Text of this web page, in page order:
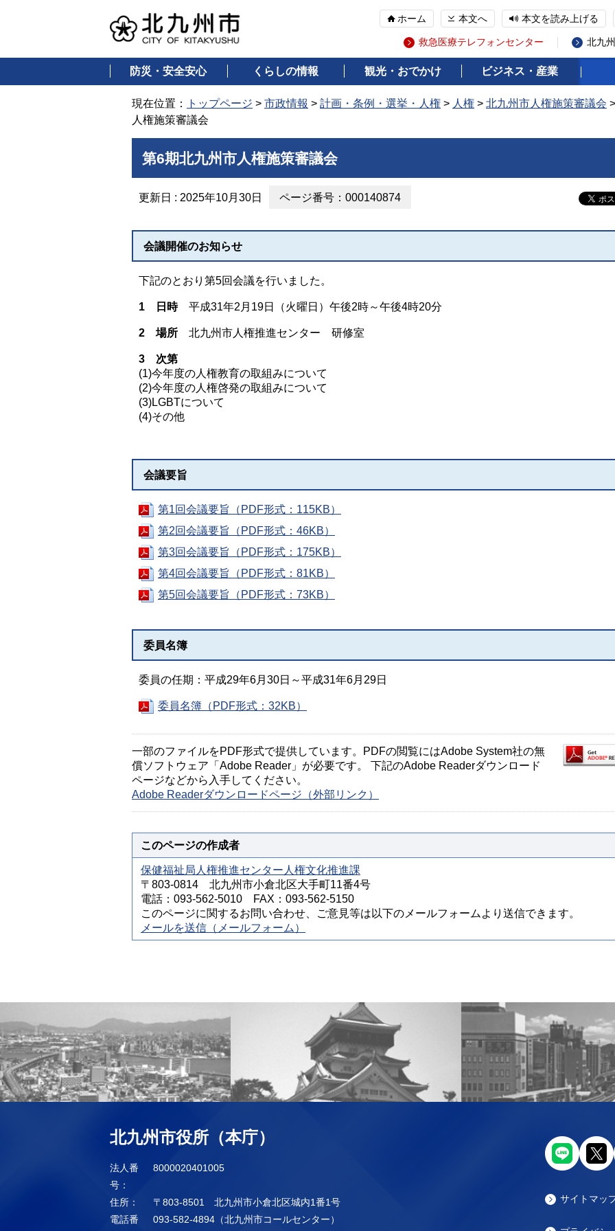
ホーム 本文へ 本文を読み上げる
救急医療テレフォンセンター 北九
防災・安全安心 くらしの情報 観光・おでかけ ビジネス・産業
現在位置： トップページ > 市政情報 > 計画・条例・選挙・人権 > 人権 > 北九州市人権施策審議会
人権施策審議会
第6期北九州市人権施策審議会
更新日 : 2025年10月30日 ページ番号：000140874
会議開催のお知らせ
下記のとおり第5回会議を行いました。
1 日時 平成31年2月19日（火曜日）午後2時～午後4時20分
2 場所 北九州市人権推進センター 研修室
3 次第
(1)今年度の人権教育の取組みについて
(2)今年度の人権啓発の取組みについて
(3)LGBTについて
(4)その他
会議要旨
第1回会議要旨（PDF形式：115KB）
第2回会議要旨（PDF形式：46KB）
第3回会議要旨（PDF形式：175KB）
第4回会議要旨（PDF形式：81KB）
第5回会議要旨（PDF形式：73KB）
委員名簿
委員の任期：平成29年6月30日～平成31年6月29日
委員名簿（PDF形式：32KB）
一部のファイルをPDF形式で提供しています。PDFの閲覧にはAdobe System社の無
償ソフトウェア「Adobe Reader」が必要です。 下記のAdobe Readerダウンロード
ページなどから入手してください。
Adobe Readerダウンロードページ（外部リンク）
このページの作成者
保健福祉局人権推進センター人権文化推進課
〒803-0814 北九州市小倉北区大手町11番4号
電話：093-562-5010 FAX：093-562-5150
このページに関するお問い合わせ、ご意見等は以下のメールフォームより送信できます。
メールを送信（メールフォーム）
北九州市役所（本庁）
法人番
号：
8000020401005
住所：
〒803-8501 北九州市小倉北区城内1番1号
電話番
093-582-4894（北九州市コールセンター）
サイトマッ